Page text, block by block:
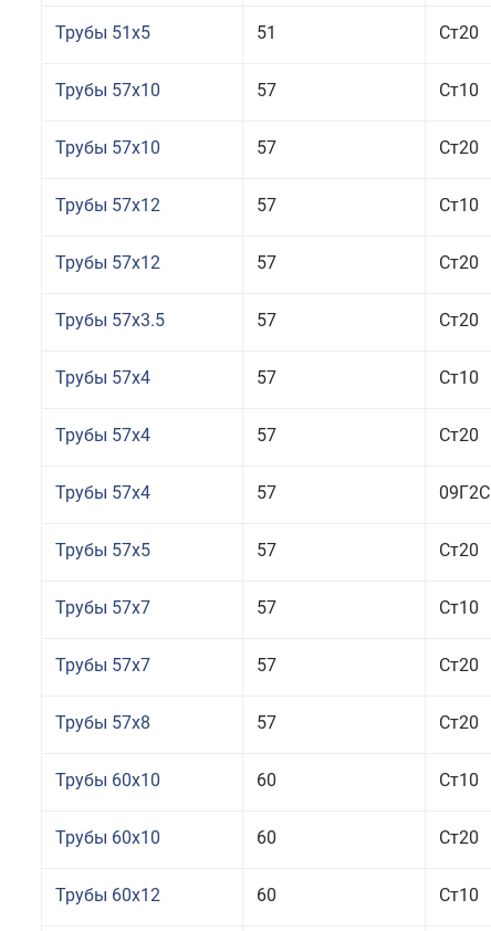
Трубы 51x5 51 Ст20
Трубы 57x10 57 Ст10
Трубы 57x10 57 Ст20
Трубы 57x12 57 Ст10
Трубы 57x12 57 Ст20
Трубы 57x3.5 57 Ст20
Трубы 57x4 57 Ст10
Трубы 57x4 57 Ст20
Трубы 57x4 57 09Г2С
Трубы 57x5 57 Ст20
Трубы 57x7 57 Ст10
Трубы 57x7 57 Ст20
Трубы 57x8 57 Ст20
Трубы 60x10 60 Ст10
Трубы 60x10 60 Ст20
Трубы 60x12 60 Ст10